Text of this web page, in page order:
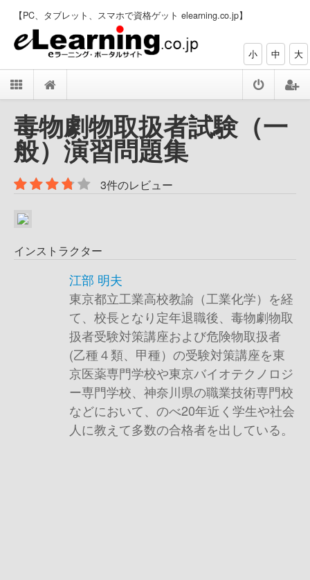
【PC、タブレット、スマホで資格ゲット elearning.co.jp】
小 中 大
毒物劇物取扱者試験（一
般）演習問題集
3件のレビュー
インストラクター
江部 明夫
東京都立工業高校教諭（工業化学）を経
て、校長となり定年退職後、毒物劇物取
扱者受験対策講座および危険物取扱者
(乙種４類、甲種）の受験対策講座を東
京医薬専門学校や東京バイオテクノロジ
ー専門学校、神奈川県の職業技術専門校
などにおいて、のべ20年近く学生や社会
人に教えて多数の合格者を出している。